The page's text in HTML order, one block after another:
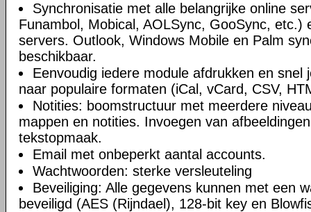
Synchronisatie met alle belangrijke online
Funambol, Mobical, AOLSync, GooSync, etc.)
servers. Outlook, Windows Mobile en Palm
beschikbaar.
Eenvoudig iedere module afdrukken en snel
naar populaire formaten (iCal, vCard, CSV,
Notities: boomstructuur met meerdere
mappen en notities. Invoegen van
tekstopmaak.
Email met onbeperkt aantal accounts.
Wachtwoorden: sterke versleuteling
Beveiliging: Alle gegevens kunnen met een
beveiligd (AES (Rijndael), 128-bit key en